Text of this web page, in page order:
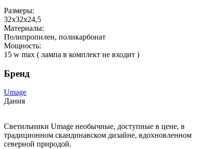
Размеры:
32x32x24,5
Материалы:
Полипропилен, поликарбонат
Мощность:
15 w max ( лампа в комплект не входит )
Бренд
Umage
Дания
Светильники Umage необычные, доступные в цене, в
традиционном скандинавском дизайне, вдохновленном
северной природой.